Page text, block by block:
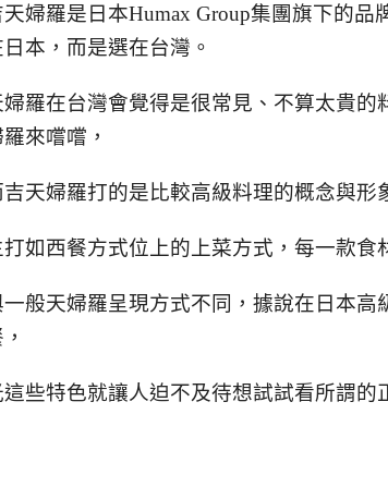
天婦羅是日本Humax Group集團旗下的
本，而是選在台灣。
婦羅在台灣會覺得是很常見、不算太貴
來嚐嚐，
吉天婦羅打的是比較高級料理的概念與形
打如西餐方式位上的上菜方式，每一款食
一般天婦羅呈現方式不同，據說在日本
這些特色就讓人迫不及待想試試看所謂的